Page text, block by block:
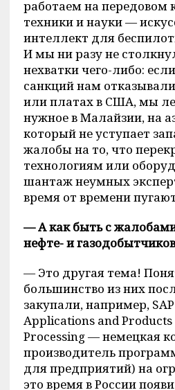
работаем на передовом
техники и науки —
интеллект для
И мы ни разу не
нехватки чего-либо:
санкций нам
или платах в США, мы
нужное в Малайзии, на
который не уступает
жалобы на то, что
технологиям или
шантаж неумных
время от времени
— А как быть с
нефте- и
— Это другая тема!
большинство из них
закупали, например,
Applications and Products
Processing — немецкая
производитель
для предприятий) на
это время в России